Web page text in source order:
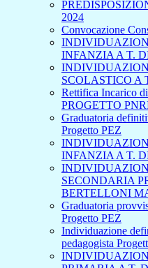
2024
Convocazione
INFANZIA A T.
SCOLASTICO A
Rettifica Incarico
PROGETTO
Graduatoria
Progetto PEZ
INFANZIA A T.
SECONDARIA
BERTELLONI
Graduatoria
Progetto PEZ
Individuazione
pedagogista